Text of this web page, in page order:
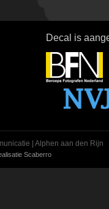
Decal is
| Alphen aan den Rijn
Scaberro